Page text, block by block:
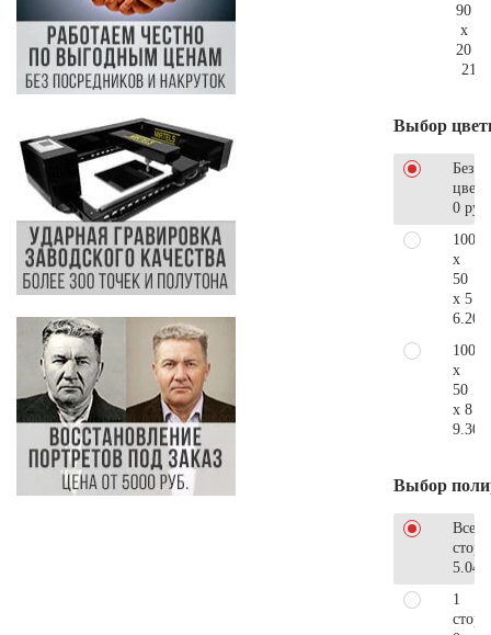
90
x
20
Выбор
Без
0 руб.
100
x
50
x 5
100
x
50
x 8
Выбор
Все
1